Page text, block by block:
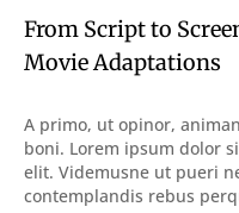
From Script to
Movie Adaptations
A primo, ut opinor,
boni. Lorem ipsum dolor
elit. Videmusne ut pueri
contemplandis rebus